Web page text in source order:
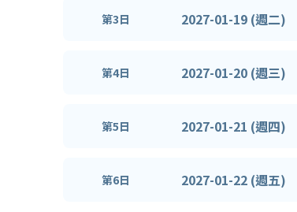
第3日 2027-01-19 (週二)
第4日 2027-01-20 (週三)
第5日 2027-01-21 (週四)
第6日 2027-01-22 (週五)